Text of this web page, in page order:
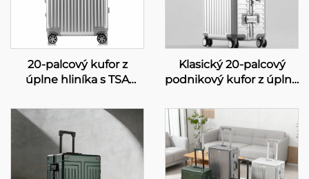
20-palcový kufor z
úplne hliníka s TSA
kolieskami a
minimalistickým
dizajnom pre
podnikové cestovanie
Klasický 20-palcový
podnikový kufor z úplne
kufrov s TSA zámkom,
360° kolieskami a
pevným hliníkovým
kufrom na prepravu do
kabíny